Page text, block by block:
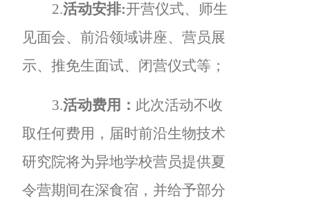
2.活动安排:开营仪式、师生
见面会、前沿领域讲座、营员展
示、推免生面试、闭营仪式等；
3.活动费用： 此次活动不收
取任何费用，届时前沿生物技术
研究院将为异地学校营员提供夏
令营期间在深食宿，并给予部分